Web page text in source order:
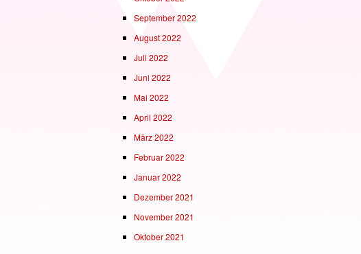
September 2022
August 2022
Juli 2022
Juni 2022
Mai 2022
April 2022
März 2022
Februar 2022
Januar 2022
Dezember 2021
November 2021
Oktober 2021